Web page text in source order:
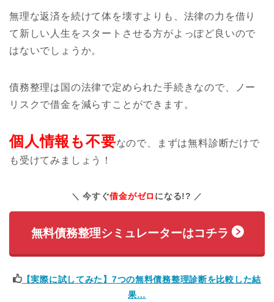
無理な返済を続けて体を壊すよりも、法律の力を借り
て新しい人生をスタートさせる方がよっぽど良いので
はないでしょうか。
債務整理は国の法律で定められた手続きなので、ノー
リスクで借金を減らすことができます。
個人情報も不要なので、
まずは無料診断だけで
も受けてみましょう！
今すぐ借金がゼロ になる!?
無料債務整理シミュレーターはコチラ
【実際に試してみた】7つの無料債務整理診断を比較した結
果…